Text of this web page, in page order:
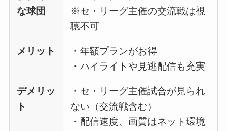
な球団
※セ・リーグ主催の交流戦は視
聴不可
メリット
・年額プランがお得
・ハイライトや見逃配信も充実
デメリッ
ト
・セ・リーグ主催試合が見られ
ない（交流戦含む）
・配信速度、画質はネット環境